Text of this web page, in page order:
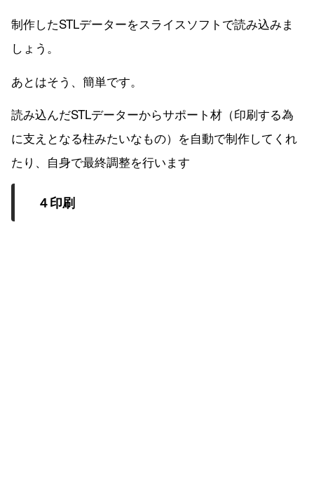
制作したSTLデーターをスライスソフトで読み込みま
しょう。
あとはそう、簡単です。
読み込んだSTLデーターからサポート材（印刷する為
に支えとなる柱みたいなもの）を自動で制作してくれ
たり、自身で最終調整を行います
４印刷